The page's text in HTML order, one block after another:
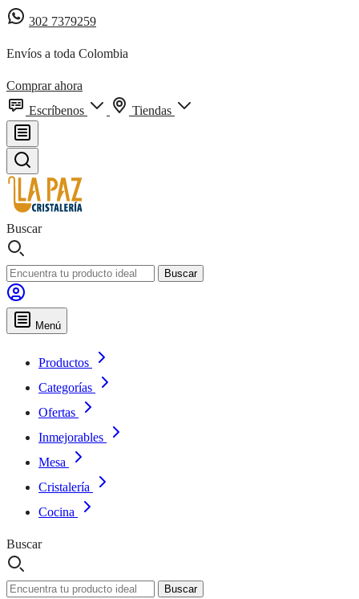
302 7379259
Envíos a toda Colombia
Comprar ahora
Escríbenos
Tiendas
Buscar
Buscar
Menú
Productos
Categorías
Ofertas
Inmejorables
Mesa
Cristalería
Cocina
Buscar
Buscar